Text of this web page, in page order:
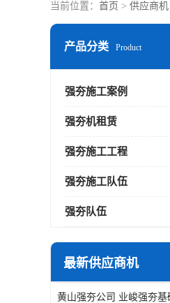
当前位置： 首页 > 供应商机
产品分类 Product
强夯施工案例
强夯机租赁
强夯施工工程
强夯施工队伍
强夯队伍
最新供应商机